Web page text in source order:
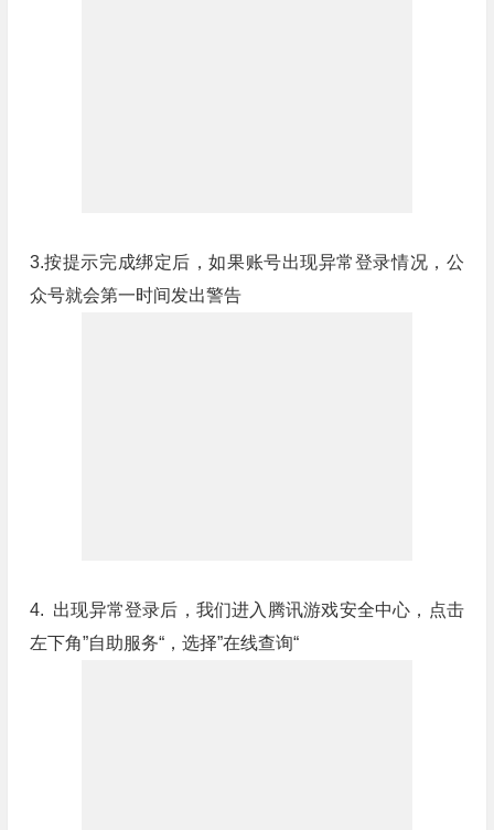
3.按提示完成绑定后，如果账号出现异常登录情况，公
众号就会第一时间发出警告
4. 出现异常登录后，我们进入腾讯游戏安全中心，点击
左下角”自助服务“，选择”在线查询“